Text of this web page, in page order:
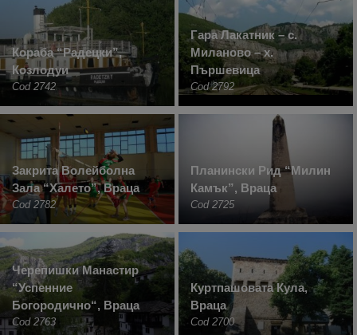
Кораба “Радецки”,
Козлодуи
Cod 2742
Гара Лакатник – с.
Миланово – х.
Пършевица
Cod 2792
Закрита Волейболна
Зала “Халето”, Враца
Cod 2782
Планински Рид “Милин
Камък”, Враца
Cod 2725
Черепишки Манастир
“Успенние
Богородично“, Враца
Cod 2763
Куртпашовата Кула,
Враца
Cod 2700